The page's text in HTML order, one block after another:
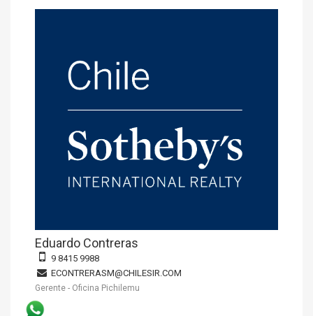
Eduardo Contreras
9 8415 9988
ECONTRERASM@CHILESIR.COM
Gerente - Oficina Pichilemu